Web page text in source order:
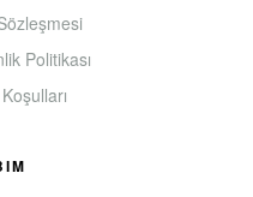
Politikası